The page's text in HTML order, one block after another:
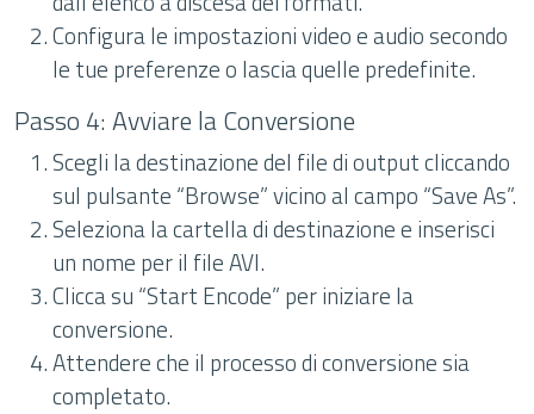
Configura le impostazioni video e audio secondo
le tue preferenze o lascia quelle predefinite.
Passo 4: Avviare la Conversione
Scegli la destinazione del file di output cliccando
sul pulsante “Browse” vicino al campo “Save As”.
Seleziona la cartella di destinazione e inserisci
un nome per il file AVI.
Clicca su “Start Encode” per iniziare la
conversione.
Attendere che il processo di conversione sia
completato.